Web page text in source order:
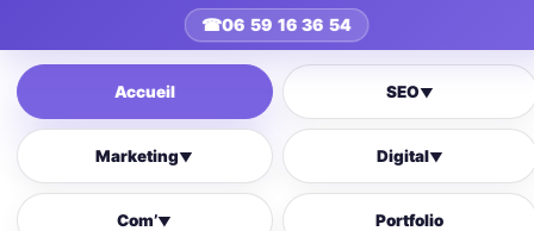
☎06 59 16 36 54
Accueil SEO▼
Marketing▼ Digital▼
Com’▼ Portfolio